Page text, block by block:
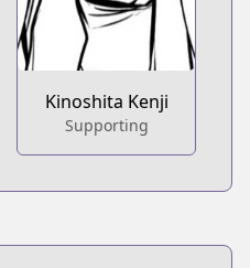
Kinoshita Kenji
Supporting